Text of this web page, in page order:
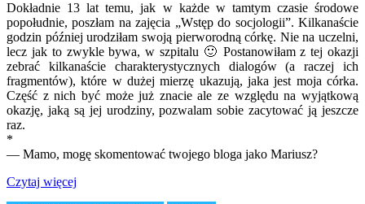
Dokładnie 13 lat temu, jak w każde w tamtym czasie środowe
popołudnie, poszłam na zajęcia „Wstęp do socjologii”. Kilkanaście
godzin później urodziłam swoją pierworodną córkę. Nie na uczelni,
lecz jak to zwykle bywa, w szpitalu 🙂 Postanowiłam z tej okazji
zebrać kilkanaście charakterystycznych dialogów (a raczej ich
fragmentów), które w dużej mierzę ukazują, jaka jest moja córka.
Część z nich być może już znacie ale ze względu na wyjątkową
okazję, jaką są jej urodziny, pozwalam sobie zacytować ją jeszcze
raz.
*
— Mamo, mogę skomentować twojego bloga jako Mariusz?
Czytaj więcej